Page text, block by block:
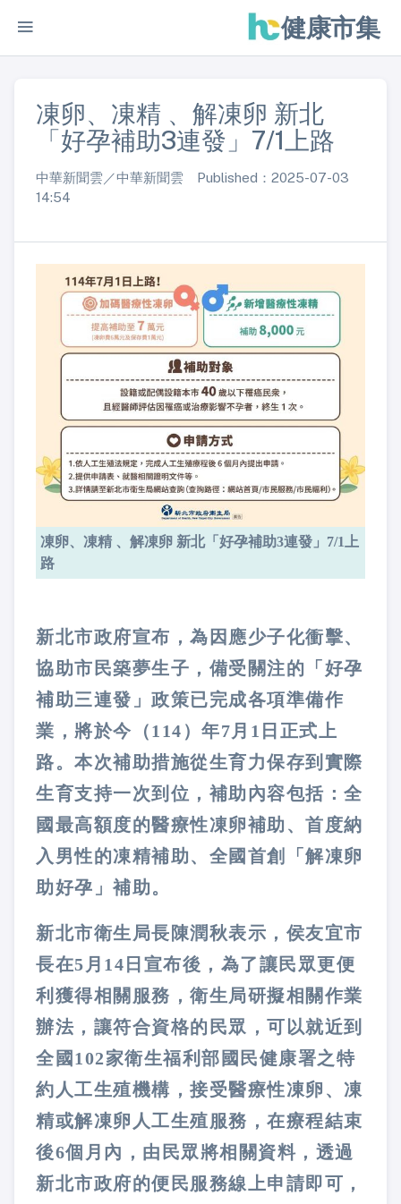
健康市集
凍卵、凍精 、解凍卵 新北
「好孕補助3連發」7/1上路
中華新聞雲／中華新聞雲 Published：2025-07-03
14:54
凍卵、凍精 、解凍卵 新北「好孕補助3連發」7/1上
路
新北市政府宣布，為因應少子化衝擊、
協助市民築夢生子，備受關注的「好孕
補助三連發」政策已完成各項準備作
業，將於今（114）年7月1日正式上
路。本次補助措施從生育力保存到實際
生育支持一次到位，補助內容包括：全
國最高額度的醫療性凍卵補助、首度納
入男性的凍精補助、全國首創「解凍卵
助好孕」補助。
新北市衛生局長陳潤秋表示，侯友宜市
長在5月14日宣布後，為了讓民眾更便
利獲得相關服務，衛生局研擬相關作業
辦法，讓符合資格的民眾，可以就近到
全國102家衛生福利部國民健康署之特
約人工生殖機構，接受醫療性凍卵、凍
精或解凍卵人工生殖服務，在療程結束
後6個月內，由民眾將相關資料，透過
新北市政府的便民服務線上申請即可，